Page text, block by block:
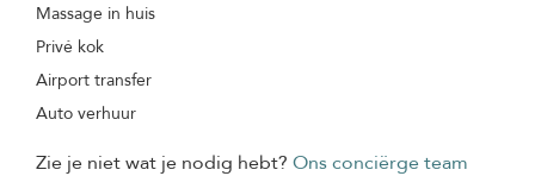
Massage in huis
Privé kok
Airport transfer
Auto verhuur
Zie je niet wat je nodig hebt? Ons conciërge team